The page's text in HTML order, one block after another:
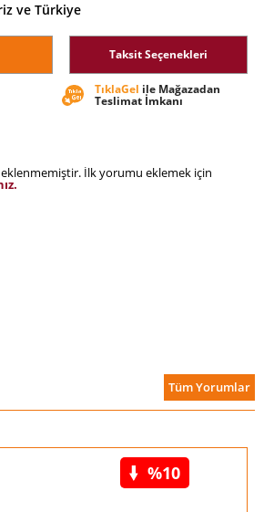
ve Türkiye
Taksit Seçenekleri
TıklaGel ile Mağazadan
Teslimat İmkanı
İlk yorumu eklemek için
Tüm Yorumlar
%10